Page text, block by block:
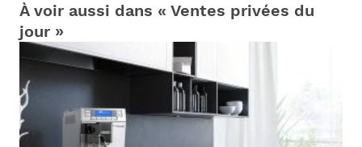
À voir aussi dans « Ventes privées du
jour »